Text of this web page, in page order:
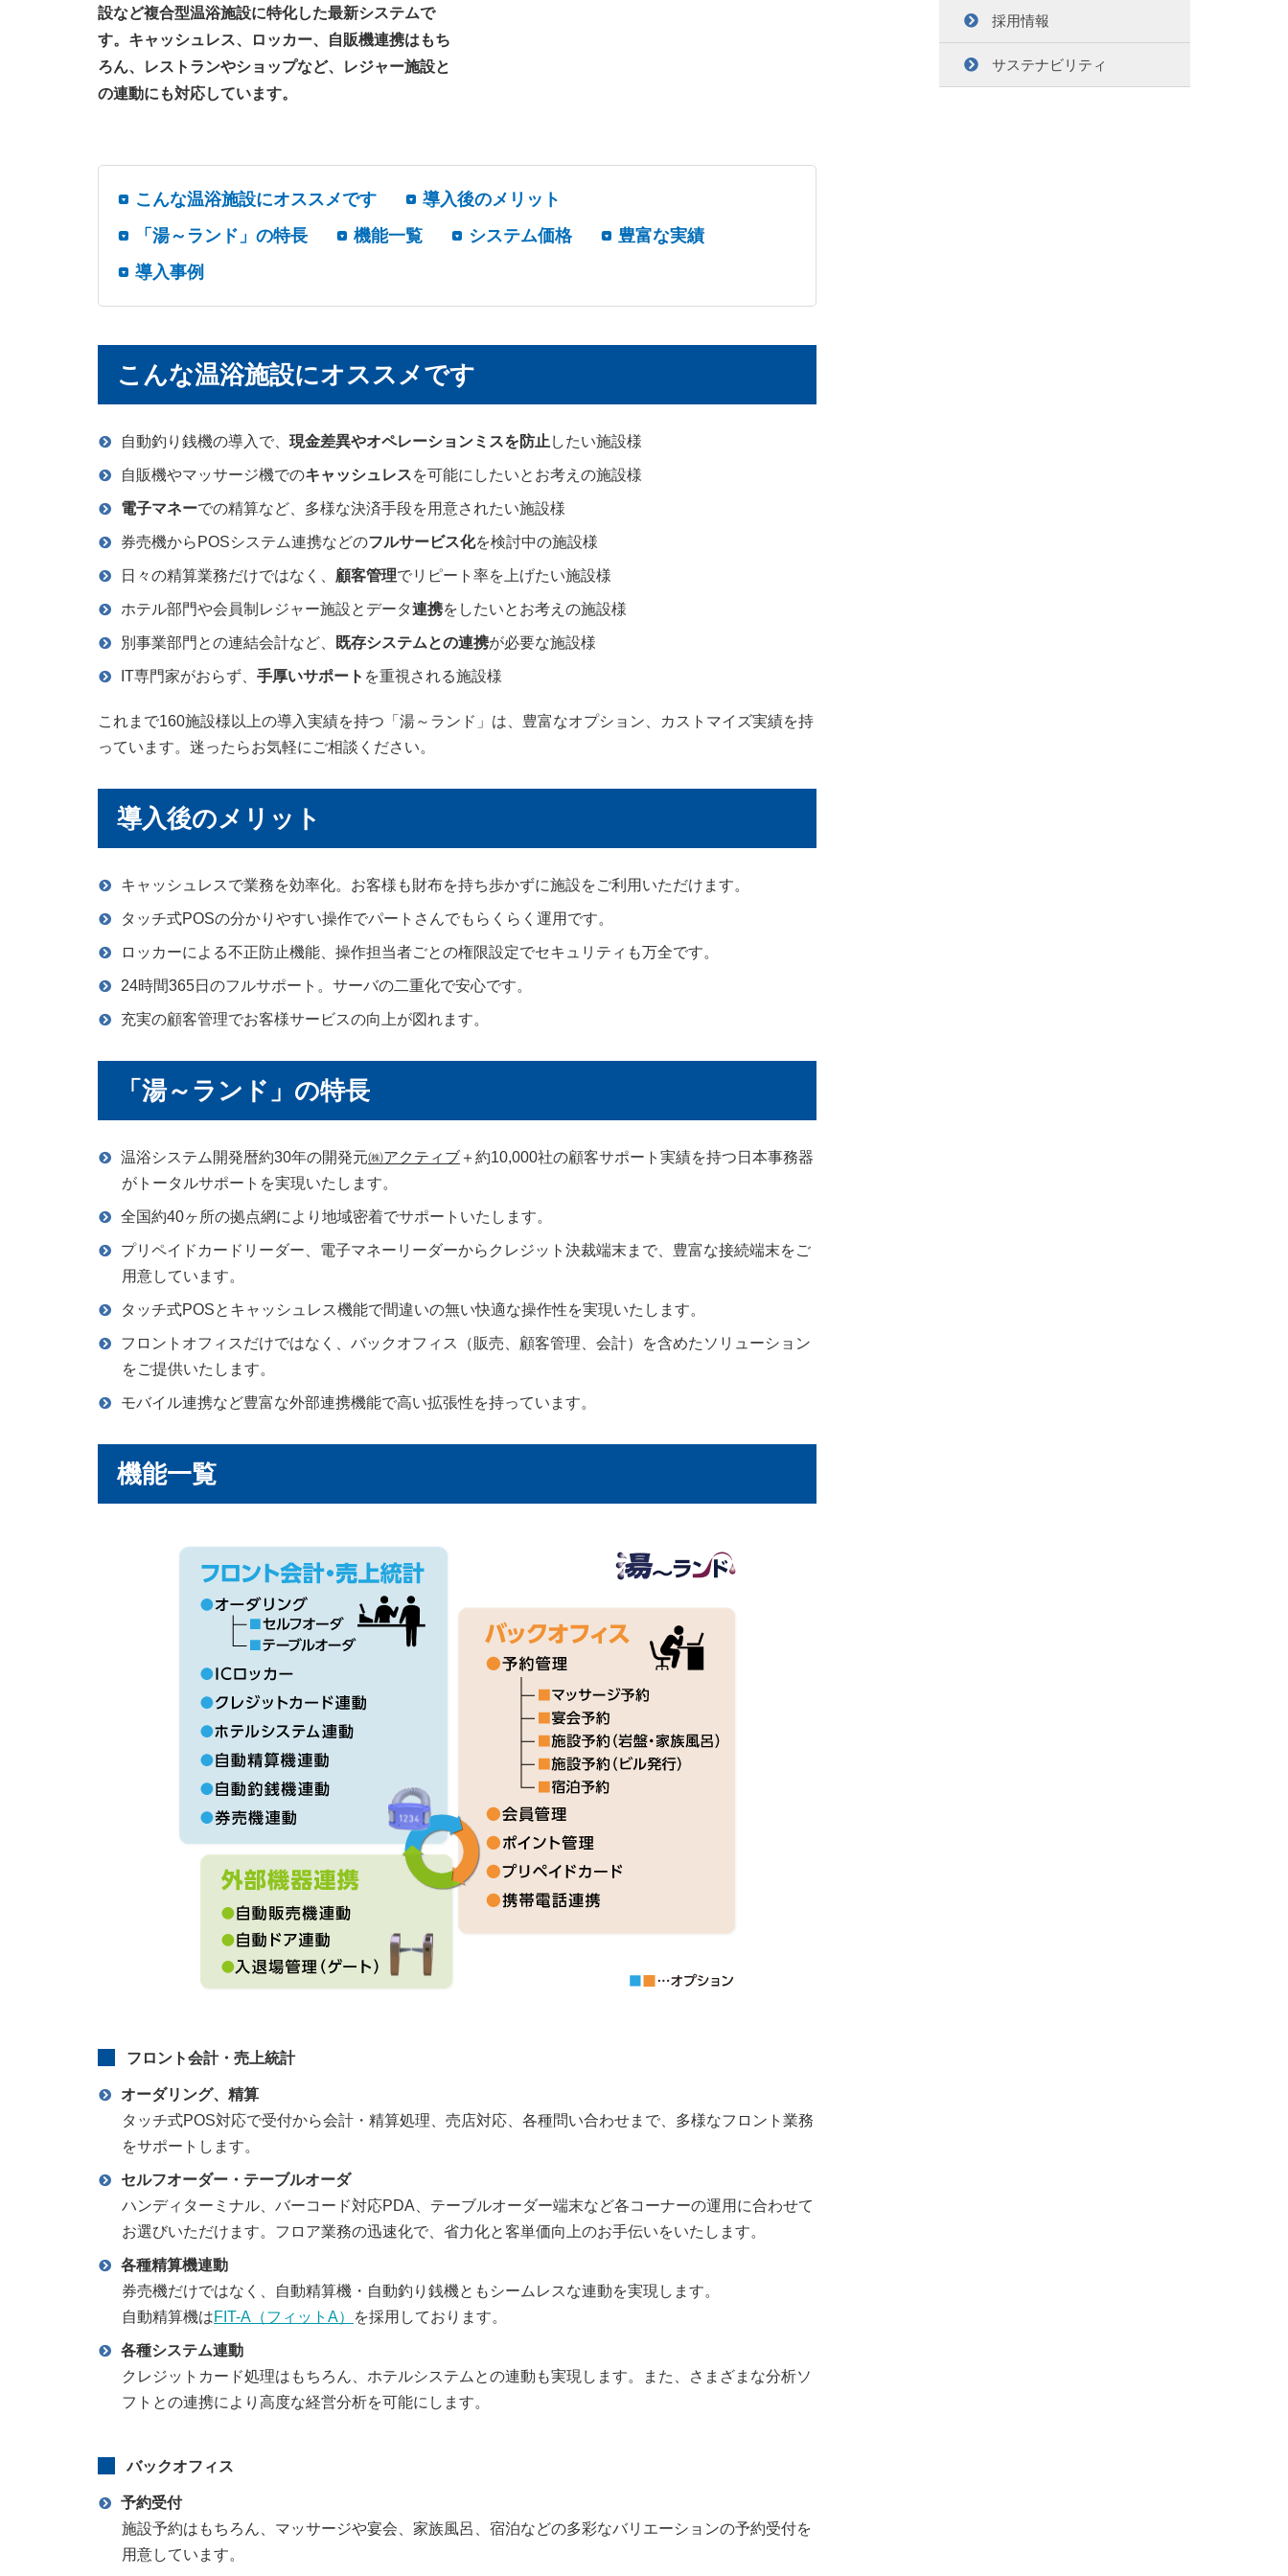
設など複合型温浴施設に特化した最新システムで
す。キャッシュレス、ロッカー、自販機連携はもち
ろん、レストランやショップなど、レジャー施設と
の連動にも対応しています。
こんな温浴施設にオススメです
導入後のメリット
「湯～ランド」の特長
機能一覧 システム価格
豊富な実績
導入事例
こんな温浴施設にオススメです
自動釣り銭機の導入で、 現金差異やオペレーションミスを防止 したい施設様
自販機やマッサージ機でのキャッシュレスを可能にしたいとお考えの施設様
電子マネーでの精算など、多様な決済手段を用意されたい施設様
券売機からPOSシステム連携などのフルサービス化を検討中の施設様
日々の精算業務だけではなく、 顧客管理でリピート率を上げたい施設様
ホテル部門や会員制レジャー施設とデータ連携をしたいとお考えの施設様
別事業部門との連結会計など、 既存システムとの連携が必要な施設様
IT専門家がおらず、 手厚いサポート を重視される施設様
これまで160施設様以上の導入実績を持つ「湯～ランド」は、豊富なオプション、カストマイズ実績を持
っています。迷ったらお気軽にご相談ください。
導入後のメリット
キャッシュレスで業務を効率化。お客様も財布を持ち歩かずに施設をご利用いただけます。
タッチ式POSの分かりやすい操作でパートさんでもらくらく運用です。
ロッカーによる不正防止機能、操作担当者ごとの権限設定でセキュリティも万全です。
24時間365日のフルサポート。サーバの二重化で安心です。
充実の顧客管理でお客様サービスの向上が図れます。
「湯～ランド」の特長
温浴システム開発暦約30年の開発元㈱アクティブ ＋約10,000社の顧客サポート実績を持つ日本事務器
がトータルサポートを実現いたします。
全国約40ヶ所の拠点網により地域密着でサポートいたします。
プリペイドカードリーダー、電子マネーリーダーからクレジット決裁端末まで、豊富な接続端末をご
用意しています。
タッチ式POSとキャッシュレス機能で間違いの無い快適な操作性を実現いたします。
フロントオフィスだけではなく、バックオフィス（販売、顧客管理、会計）を含めたソリューション
をご提供いたします。
モバイル連携など豊富な外部連携機能で高い拡張性を持っています。
機能一覧
フロント会計・売上統計
オーダリング、精算
タッチ式POS対応で受付から会計・精算処理、売店対応、各種問い合わせまで、多様なフロント業務
をサポートします。
セルフオーダー・テーブルオーダ
ハンディターミナル、バーコード対応PDA、テーブルオーダー端末など各コーナーの運用に合わせて
お選びいただけます。フロア業務の迅速化で、省力化と客単価向上のお手伝いをいたします。
各種精算機連動
券売機だけではなく、自動精算機・自動釣り銭機ともシームレスな連動を実現します。
自動精算機はFIT-A（フィットA） を採用しております。
各種システム連動
クレジットカード処理はもちろん、ホテルシステムとの連動も実現します。また、さまざまな分析ソ
フトとの連携により高度な経営分析を可能にします。
バックオフィス
予約受付
施設予約はもちろん、マッサージや宴会、家族風呂、宿泊などの多彩なバリエーションの予約受付を
用意しています。
採用情報
サステナビリティ